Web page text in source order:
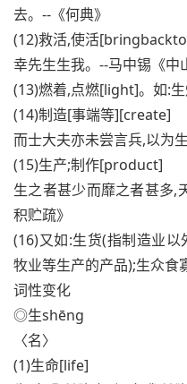
去。--《何典》
(12)救活,使活
幸先生生我。--马中锡《中
(13)燃着,点燃[light]。如:
(14)制造[事端等][create]
而士大夫亦未尝言兵,以为
(15)生产;制作[product]
生之者甚少而靡之者甚多,
积贮疏》
(16)又如:生货(指制造业
牧业等生产的产品);生众食
词性变化
◎生shēng
〈名〉
(1)生命[life]